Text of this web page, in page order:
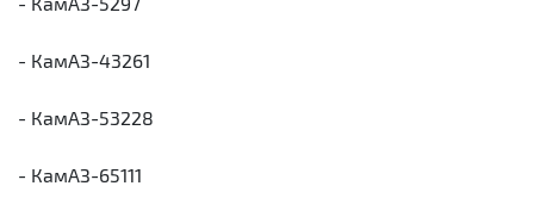
- КамАЗ-43261
- КамАЗ-53228
- КамАЗ-65111